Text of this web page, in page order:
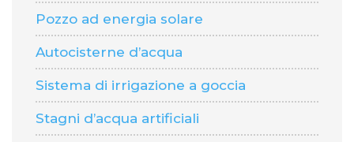
Pozzo ad energia solare
Autocisterne d’acqua
Sistema di irrigazione a goccia
Stagni d’acqua artificiali